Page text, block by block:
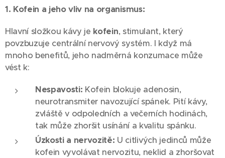
1. Kofein a jeho vliv na organismus:
Hlavní složkou kávy je kofein, stimulant, který
povzbuzuje centrální nervový systém. I když má
mnoho benefitů, jeho nadměrná konzumace může
vést k:
Nespavosti: Kofein blokuje adenosin,
neurotransmiter navozující spánek. Pití kávy,
zvláště v odpoledních a večerních hodinách,
tak může zhoršit usínání a kvalitu spánku.
Úzkosti a nervozitě: U citlivých jedinců může
kofein vyvolávat nervozitu, neklid a zhoršovat